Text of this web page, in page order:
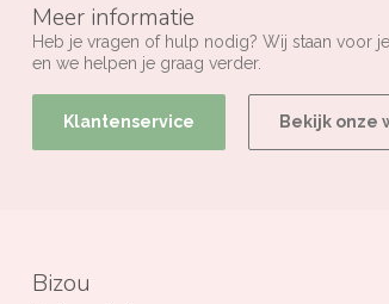
Meer informatie
Heb je vragen of hulp nodig? Wij staan voor
en we helpen je graag verder.
Klantenservice Bekijk onze
Bizou